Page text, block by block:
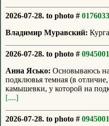
2026-07-28. to photo #
Владимир Муравский:
2026-07-28. to photo #
Анна Ясько: Основываюсь
подклювья темная (в
камышевки, у которой на
[....]
2026-07-28. to photo #